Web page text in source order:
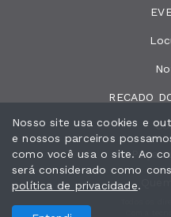
RECADO
Peça
Nosso site usa cookies e
e nossos parceiros
como você usa o site. Ao
será considerado como
política de privacidade.